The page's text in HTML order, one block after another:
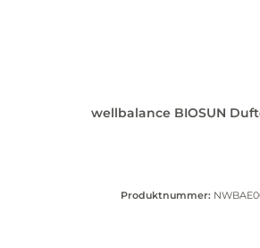
wellbalance BIOSUN
Produktnummer: